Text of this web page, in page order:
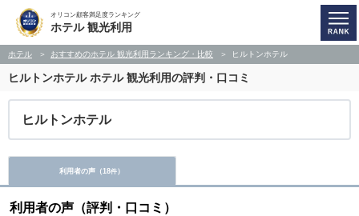
オリコン顧客満足度ランキング
ホテル 観光利用
ホテル おすすめのホテル 観光利用ランキング・比較 ヒルトンホテル
ヒルトンホテルホテル 観光利用の評判・口コミ
ヒルトンホテル
利用者の声（18件）
利用者の声（評判・口コミ）